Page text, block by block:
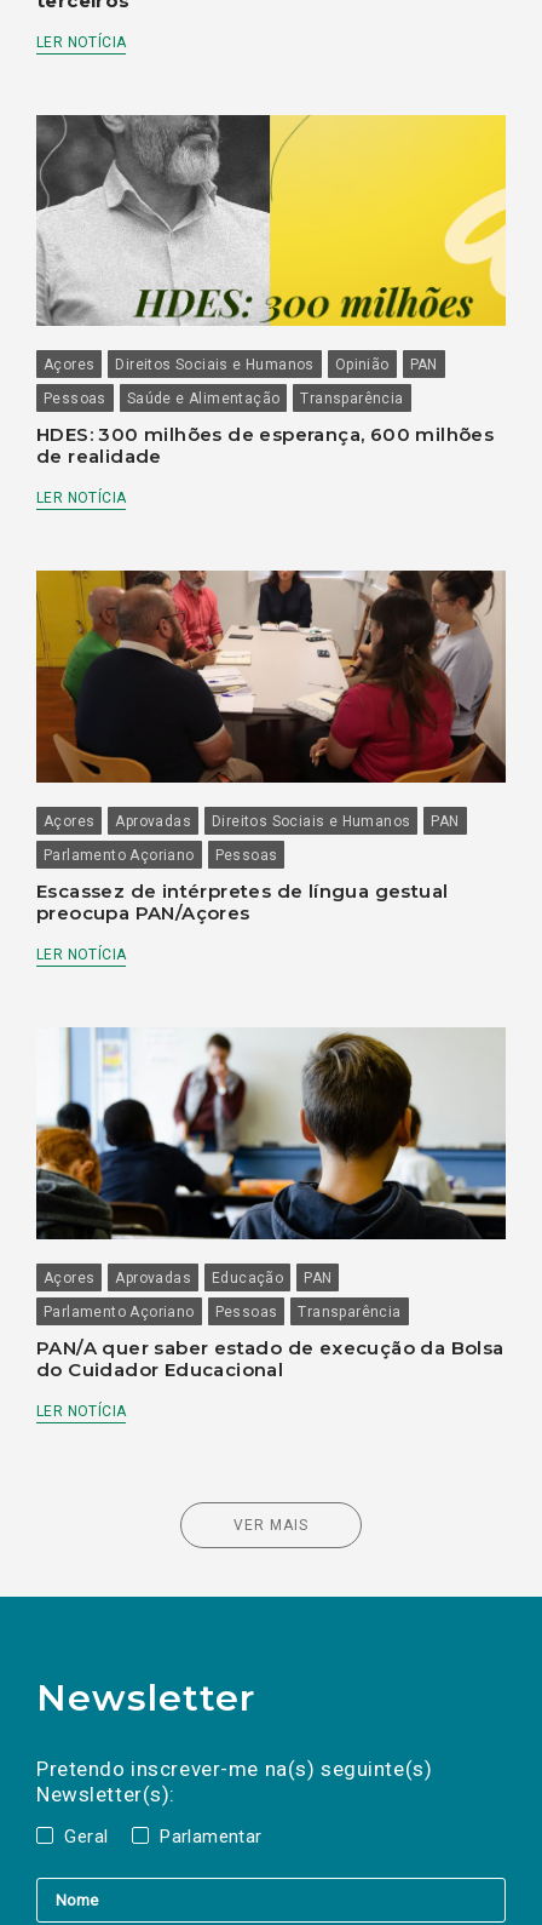
LER NOTÍCIA
Açores Direitos Sociais e Humanos Opinião
PAN
Pessoas
Saúde e Alimentação Transparência
HDES: 300 milhões de esperança, 600 milhões
de realidade
LER NOTÍCIA
Açores Aprovadas Direitos Sociais e Humanos
PAN
Parlamento Açoriano
Pessoas
Escassez de intérpretes de língua gestual
preocupa PAN/Açores
LER NOTÍCIA
Açores Aprovadas Educação
PAN
Parlamento Açoriano
Pessoas Transparência
PAN/A quer saber estado de execução da Bolsa
do Cuidador Educacional
LER NOTÍCIA
VER MAIS
Newsletter
Pretendo inscrever-me na(s) seguinte(s)
Newsletter(s):
Geral Parlamentar
a(s) newsletter(s).
mail